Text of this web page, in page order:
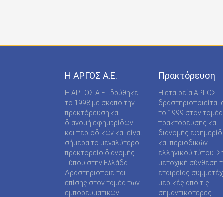
S.A.J.P. ΕΚΔΟΤΙΚΗ ΙΚΕ
SABD ΕΚΔΟΤΙΚΗ Α.Ε
SHOP SUPPLY ΠΡΟΜΗΘΕΙΕΣ
SPORTDAY ΑΕΠΕΕ
STARCOM PRESS ΕΤΑΙΡΕΙΑ
SUPER MEDIA ΕΚΔΟΤΙΚΕΣ ΕΠΙΧΕΙΡΗΣΕΙΣ ΙΚΕ
TAXHEAVEN A.E
Η ΑΡΓΟΣ A.E.
Η ΑΡΓΟΣ A.E. ιδρύθηκε
το 1998 με σκοπό την
πρακτόρευση και
διανομή εφημερίδων
και περιοδικών και είναι
σήμερα το μεγαλύτερο
πρακτορείο διανομής
Τύπου στην Ελλάδα.
Δραστηριοποιείται
επίσης στον τομέα των
εμπορευματικών
Πρακτόρευση
Η εταιρεία ΑΡΓΟΣ
δραστηριοποιείται
το 1999 στον τομέα
πρακτόρευσης και
διανομής
και περιοδικών
ελληνικού τύπου.
μετοχική σύνθεση
εταιρείας
μερικές από τις
σημαντικότερες